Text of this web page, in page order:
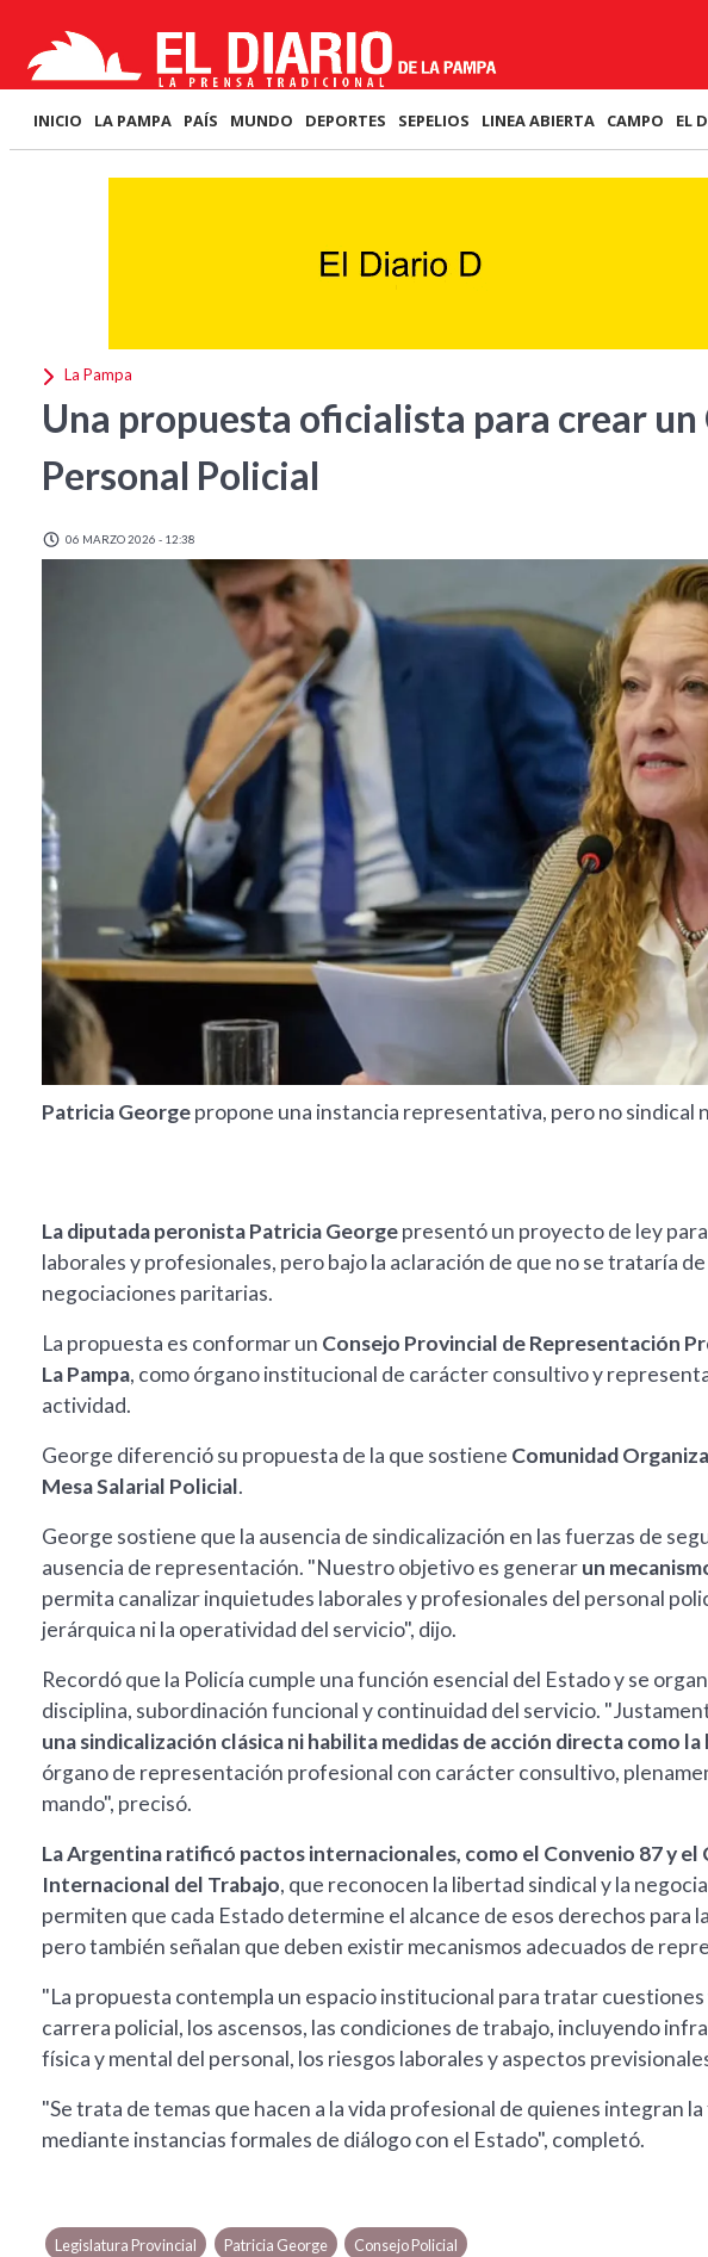
INICIO LA PAMPA PAÍS MUNDO DEPORTES SEPELIOS LINEA ABIERTA CAMPO EL
La Pampa
Una propuesta oficialista para crear un
Personal Policial
06 MARZO 2026 - 12:38
Patricia Georgepropone una instancia representativa, pero no sindical
La diputada peronista Patricia Georgepresentó un proyecto de ley
laborales y profesionales, pero bajo la aclaración de que no se trataría
negociaciones paritarias.
La propuesta es conformar un Consejo Provincial de Representación
La Pampa, como órgano institucional de carácter consultivo y
actividad.
George diferenció su propuesta de la que sostiene Comunidad
Mesa Salarial Policial.
George sostiene que la ausencia de sindicalización en las fuerzas de
ausencia de representación. "Nuestro objetivo es generarun
permita canalizar inquietudes laborales y profesionales del personal
jerárquica ni la operatividad del servicio", dijo.
Recordó que la Policía cumple una función esencial del Estado y se
disciplina, subordinación funcional y continuidad del servicio.
una sindicalización clásica ni habilita medidas de acción directa como la
órgano de representación profesional con carácter consultivo,
mando", precisó.
La Argentina ratificó pactos internacionales, como el Convenio 87 y el
Internacional del Trabajo, que reconocen la libertad sindical y la
permiten que cada Estado determine el alcance de esos derechos para
pero también señalan que deben existir mecanismos adecuados de
"La propuesta contempla un espacio institucional para tratar cuestiones
carrera policial, los ascensos, las condiciones de trabajo, incluyendo
física y mental del personal, los riesgos laborales y aspectos
"Se trata de temas que hacen a la vida profesional de quienes integran
mediante instancias formales de diálogo con el Estado", completó.
Legislatura Provincial Patricia George Consejo Policial